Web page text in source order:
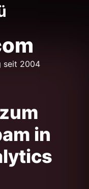
seit 2004
in